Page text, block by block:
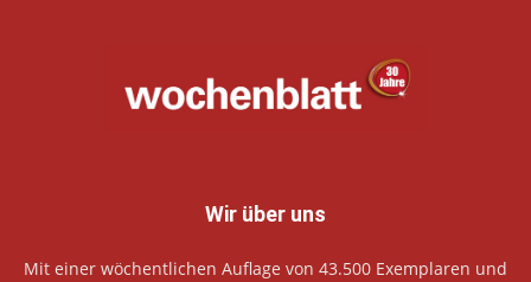
Wir über uns
Mit einer wöchentlichen Auflage von 43.500 Exemplaren und